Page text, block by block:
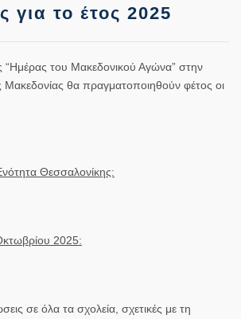
για το έτος 2025
“Ημέρας του Μακεδονικού Αγώνα” στην
Μακεδονίας θα πραγματοποιηθούν φέτος οι
Θεσσαλονίκης:
2025:
σε όλα τα σχολεία , σχετικές με τη